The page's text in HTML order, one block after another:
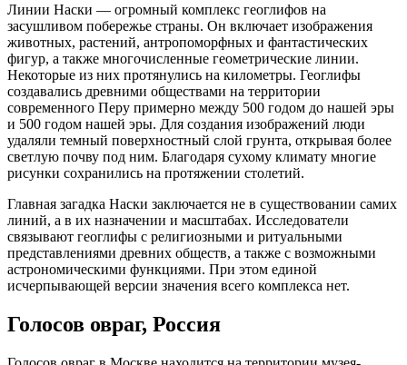
Линии Наски — огромный комплекс геоглифов на
засушливом побережье страны. Он включает изображения
животных, растений, антропоморфных и фантастических
фигур, а также многочисленные геометрические линии.
Некоторые из них протянулись на километры. Геоглифы
создавались древними обществами на территории
современного Перу примерно между 500 годом до нашей эры
и 500 годом нашей эры. Для создания изображений люди
удаляли темный поверхностный слой грунта, открывая более
светлую почву под ним. Благодаря сухому климату многие
рисунки сохранились на протяжении столетий.
Главная загадка Наски заключается не в существовании самих
линий, а в их назначении и масштабах. Исследователи
связывают геоглифы с религиозными и ритуальными
представлениями древних обществ, а также с возможными
астрономическими функциями. При этом единой
исчерпывающей версии значения всего комплекса нет.
Голосов овраг, Россия